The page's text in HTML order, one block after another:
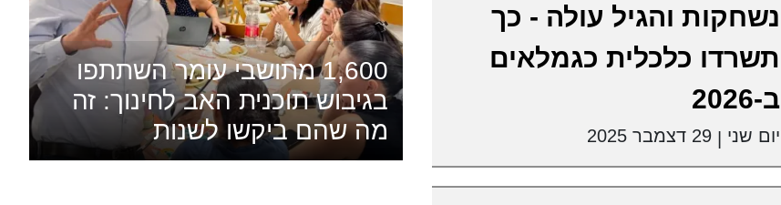
נשחקות והגיל עולה - כך
תשרדו כלכלית כגמלאים
ב-2026
יום שני 29 דצמבר 2025
1,600 מתושבי עומר השתתפו
בגיבוש תוכנית האב לחינוך: זה
מה שהם ביקשו לשנות